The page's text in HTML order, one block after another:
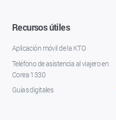
Recursos útiles
Aplicación móvil de la KTO
Teléfono de asistencia al viajero en
Corea 1330
Guías digitales